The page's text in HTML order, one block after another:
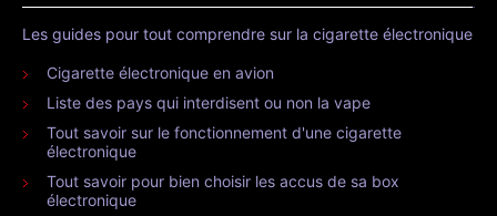
Les guides pour tout comprendre sur la cigarette électronique
Cigarette électronique en avion
Liste des pays qui interdisent ou non la vape
Tout savoir sur le fonctionnement d'une cigarette
électronique
Tout savoir pour bien choisir les accus de sa box
électronique